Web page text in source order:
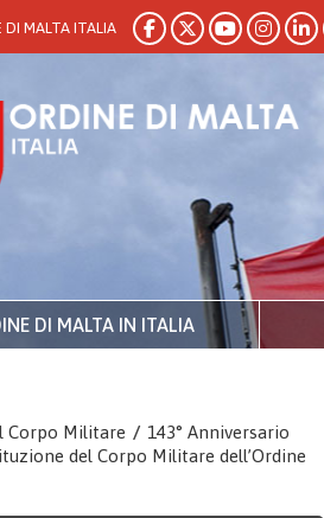
DI MALTA ITALIA
DI MALTA IN ITALIA
Corpo Militare / 143° Anniversario
del Corpo Militare dell’Ordine